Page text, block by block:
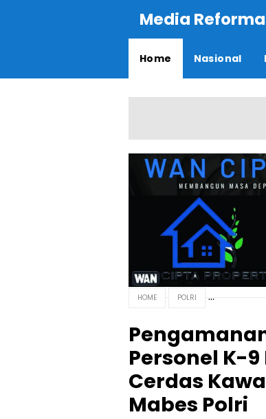
Media
Home Nasional
HOME POLRI
Personel K-
Cerdas
Mabes Polri